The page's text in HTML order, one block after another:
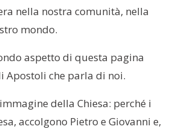
nella nostra comunità, nella
mondo.
aspetto di questa pagina
Apostoli che parla di noi.
della Chiesa: perché i
accolgono Pietro e Giovanni e,